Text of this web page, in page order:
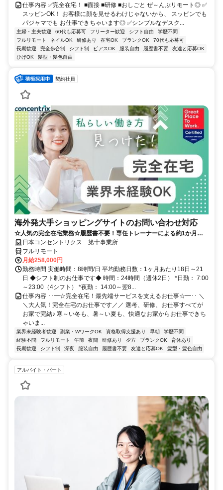
仕事内容 ✅完全在宅！ ■面接 ■研修 ■おしごと ぜ～んぶリモート◎ ✅
スッピンOK！ お客様に顔を見せるわけじゃないから、 スッピンでも
パジャマでも お仕事できちゃいます◎ ✅シンプルなデスク...
主婦・主夫歓迎 60代も応募可 フリーター歓迎 シフト自由
学歴不問
フルリモート
ネイルOK 研修あり 在宅OK ブランクOK
70代も応募可
長期歓迎
完全歩合制 シフト制 ピアスOK 服装自由 履歴書不要
友達と応募OK
ひげOK
髪型・髪色自由
契約社員
海外発大手ショッピングサイトのお問い合わせ対応
☆人気の完全在宅業務☆履歴書不要！専任トレーナーによる約1か月の
研修で、業界未経験の方も安心！
日本コンセントリクス 第十事業所
フルリモート
月給258,000円
勤務時間 実働時間：8時間/日 平均勤務日数：1ヶ月あたり18日～21
日 ◆シフト制のお仕事です◆ 時間：24時間（週休2日） *日勤： 7:00
～23:00（4シフト） *夜勤： 14:00～翌8...
仕事内容 ･･━☆完全在宅！最先端サービスを支えるお仕事☆━･･ ＼
＼大人気！完全在宅のお仕事です／／ 選考、研修、お仕事すべてが
お家で完結♪ 寒～い冬も、暑～い夏も、快適なお家からお仕事できち
ゃいま...
業界未経験者歓迎 副業・WワークOK 資格取得支援あり 早朝
学歴不問
経験不問
フルリモート 午前 夜間 研修あり 夕方 ブランクOK
育休あり
長期歓迎
シフト制 深夜 服装自由 履歴書不要 友達と応募OK 髪型・髪色自由
アルバイト・パート